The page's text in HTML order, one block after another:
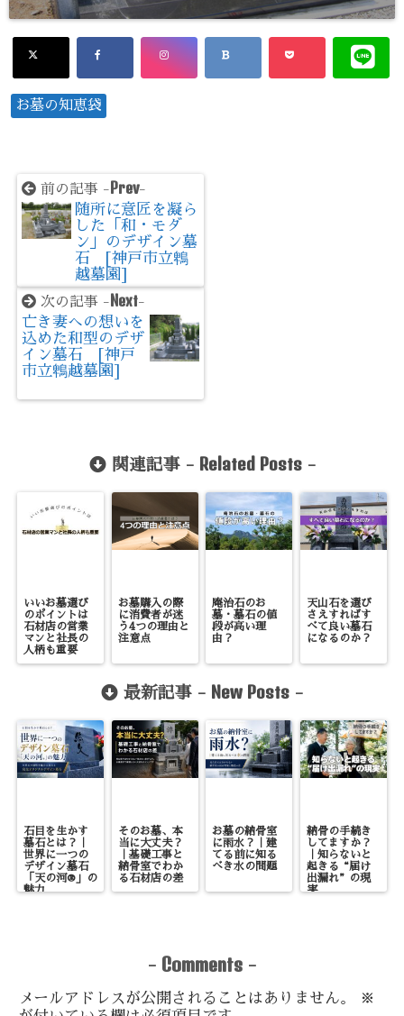
お墓の知恵袋
前の記事 - Prev-
随所に意匠を凝ら
した「和・モダ
ン」のデザイン墓
石 [神戸市立鵯
越墓園]
次の記事 - Next-
亡き妻への想いを
込めた和型のデザ
イン墓石 [神戸
市立鵯越墓園]
関連記事 - Related Posts-
いいお墓選び
のポイントは
石材店の営業
マンと社長の
人柄も重要
お墓購入の際
に消費者が迷
う4つの理由と
注意点
庵治石のお
墓・墓石の値
段が高い理
由？
天山石を選び
さえすればす
べて良い墓石
になるのか？
最新記事 - New Posts -
石目を生かす
墓石とは？｜
世界に一つの
デザイン墓石
「天の河®」の
魅力
そのお墓、本
当に大丈夫？
｜基礎工事と
納骨室でわか
る石材店の差
お墓の納骨室
に雨水？｜建
てる前に知る
べき水の問題
納骨の手続き
してますか？
｜知らないと
起きる“届け
出漏れ”の現
実
- Comments -
メールアドレスが公開されることはありません。
※